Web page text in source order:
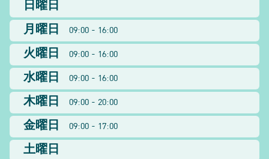
日曜日
月曜日
09:00 - 16:00
火曜日
09:00 - 16:00
水曜日
09:00 - 16:00
木曜日
09:00 - 20:00
金曜日
09:00 - 17:00
土曜日